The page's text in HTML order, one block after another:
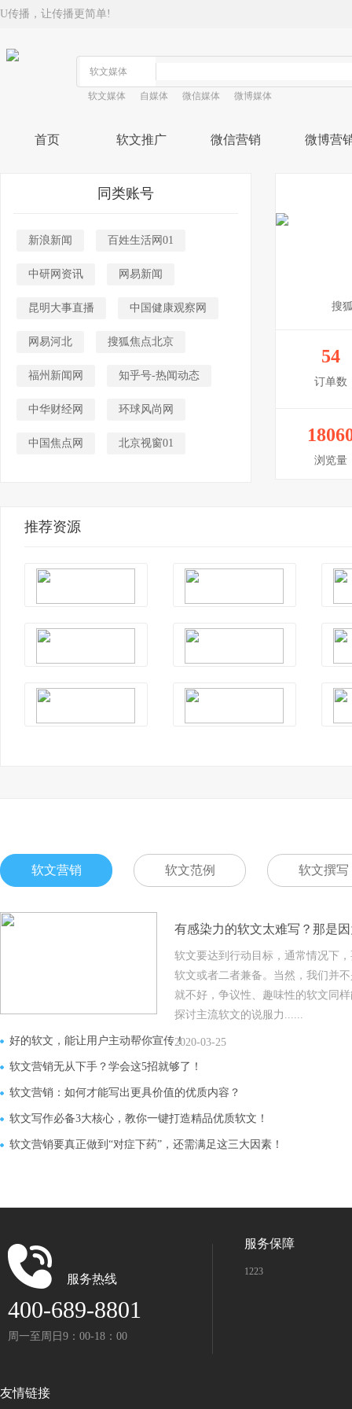
U传播，让传播更简单!
软文媒体 自媒体 微信媒体 微博媒体
首页 软文推广 微信营销 微博营
同类账号
新浪新闻 百姓生活网01
中研网资讯 网易新闻
昆明大事直播 中国健康观察网
网易河北 搜狐焦点北京
福州新闻网 知乎号-热闻动态
中华财经网 环球风尚网
中国焦点网 北京视窗01
搜
54
订单数
浏览量
推荐资源
软文营销 软文范例 软文撰写
有感染力的软文太难写？那是
软文要达到行动目标，通常情况下
软文或者二者兼备。当然，我们并
就不好，争议性、趣味性的软文同
探讨主流软文的说服力......
2020-03-25
好的软文，能让用户主动帮你宣传！
软文营销无从下手？学会这5招就够了！
软文营销：如何才能写出更具价值的优质内容？
软文写作必备3大核心，教你一键打造精品优质软文！
软文营销要真正做到“对症下药”，还需满足这三大因素！
服务热线
400-689-8801
周一至周日9：00-18：00
服务保障
1223
友情链接